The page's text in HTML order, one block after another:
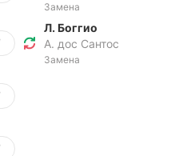
Замена
Л. Боггио
А. дос Сантос
Замена